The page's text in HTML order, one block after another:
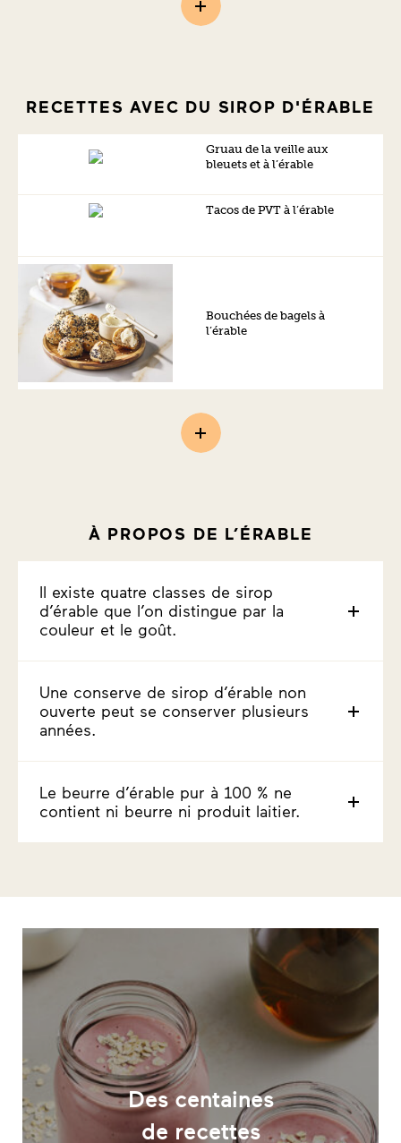
RECETTES AVEC DU SIROP D'ÉRABLE
Gruau de la veille aux
bleuets et à l’érable
Tacos de PVT à l’érable
Bouchées de bagels à
l’érable
À PROPOS DE L’ÉRABLE
Il existe quatre classes de sirop
d’érable que l’on distingue par la
couleur et le goût.
Une conserve de sirop d’érable non
ouverte peut se conserver plusieurs
années.
Le beurre d’érable pur à 100 % ne
contient ni beurre ni produit laitier.
Des centaines
de recettes